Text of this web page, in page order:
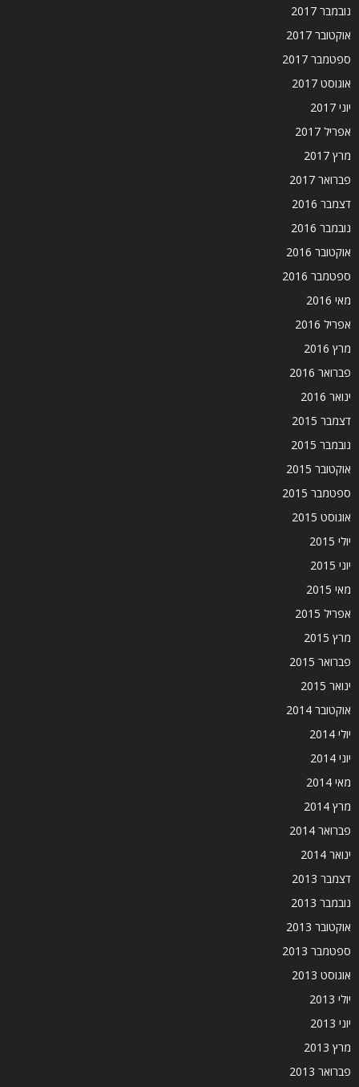
נובמבר 2017
אוקטובר 2017
ספטמבר 2017
אוגוסט 2017
יוני 2017
אפריל 2017
מרץ 2017
פברואר 2017
דצמבר 2016
נובמבר 2016
אוקטובר 2016
ספטמבר 2016
מאי 2016
אפריל 2016
מרץ 2016
פברואר 2016
ינואר 2016
דצמבר 2015
נובמבר 2015
אוקטובר 2015
ספטמבר 2015
אוגוסט 2015
יולי 2015
יוני 2015
מאי 2015
אפריל 2015
מרץ 2015
פברואר 2015
ינואר 2015
אוקטובר 2014
יולי 2014
יוני 2014
מאי 2014
מרץ 2014
פברואר 2014
ינואר 2014
דצמבר 2013
נובמבר 2013
אוקטובר 2013
ספטמבר 2013
אוגוסט 2013
יולי 2013
יוני 2013
מרץ 2013
פברואר 2013